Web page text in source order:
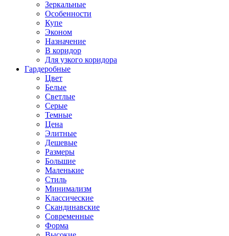
Зеркальные
Особенности
Купе
Эконом
Назначение
В коридор
Для узкого коридора
Гардеробные
Цвет
Белые
Светлые
Серые
Темные
Цена
Элитные
Дешевые
Размеры
Большие
Маленькие
Стиль
Минимализм
Классические
Скандинавские
Современные
Форма